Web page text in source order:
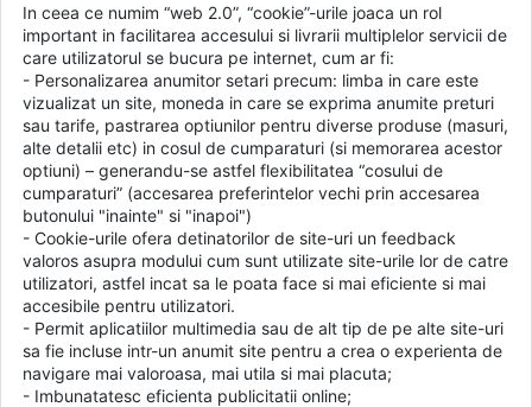
In ceea ce numim “web 2.0”, “cookie”-urile joaca un rol
important in facilitarea accesului si livrarii multiplelor servicii de
care utilizatorul se bucura pe internet, cum ar fi:
- Personalizarea anumitor setari precum: limba in care este
vizualizat un site, moneda in care se exprima anumite preturi
sau tarife, pastrarea optiunilor pentru diverse produse (masuri,
alte detalii etc) in cosul de cumparaturi (si memorarea acestor
optiuni) – generandu-se astfel flexibilitatea “cosului de
cumparaturi” (accesarea preferintelor vechi prin accesarea
butonului "inainte" si "inapoi")
- Cookie-urile ofera detinatorilor de site-uri un feedback
valoros asupra modului cum sunt utilizate site-urile lor de catre
utilizatori, astfel incat sa le poata face si mai eficiente si mai
accesibile pentru utilizatori.
- Permit aplicatiilor multimedia sau de alt tip de pe alte site-uri
sa fie incluse intr-un anumit site pentru a crea o experienta de
navigare mai valoroasa, mai utila si mai placuta;
- Imbunatatesc eficienta publicitatii online;